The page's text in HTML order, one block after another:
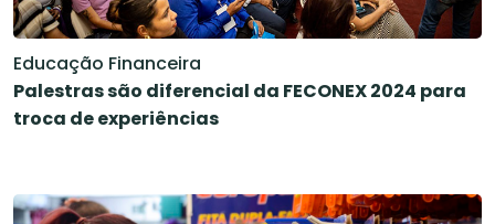
Educação Financeira
Palestras são diferencial da FECONEX 2024 para
troca de experiências